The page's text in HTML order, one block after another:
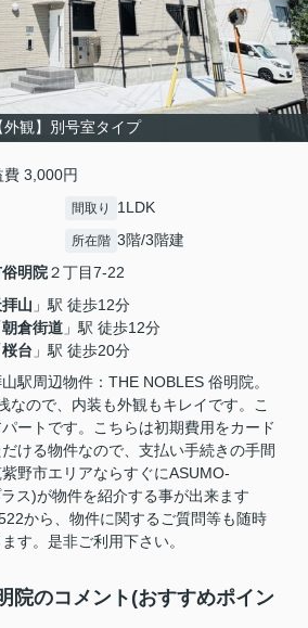
外観】別号室タイプ
3,000円
間取り 1LDK
所在階 3階/3階建
俗明院２丁目7-22
山 」駅 徒歩12分
朝倉街道 」駅 徒歩12分
桜台 」駅 徒歩20分
駅周辺物件：THE NOBLES 俗明院。
なので、内装も外観もキレイです。こ
ートです。こちらは初期費用をカード
ける物件なので、支払い手続きの手間
野市エリアならすぐにASUMO-
ス)が物件を紹介する事が出来ます
から、物件に関するご質問等も随時
す。是非ご利用下さい。
院のコメント(おすすめポイン